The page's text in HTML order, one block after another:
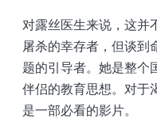
对露丝医生来说，这并
屠杀的幸存者，但谈到
题的引导者。她是整个
伴侣的教育思想。对于
是一部必看的影片。